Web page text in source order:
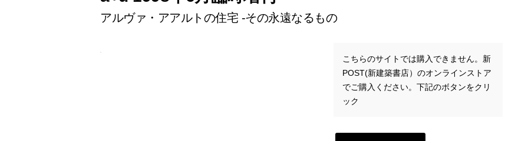
アルヴァ・アアルトの住宅 -その永遠なるもの
こちらのサイトでは購入できません。新
POST(新建築書店）のオンラインストア
でご購入ください。下記のボタンをクリ
ック